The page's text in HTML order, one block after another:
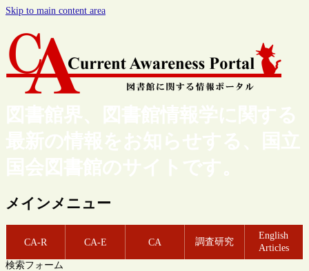
Skip to main content area
図書館界、図書館情報学に関する
最新の情報をお知らせする、国立
国会図書館のサイトです。
メインメニュー
CA-R CA-E CA 調査研究
English
Articles
検索フォーム